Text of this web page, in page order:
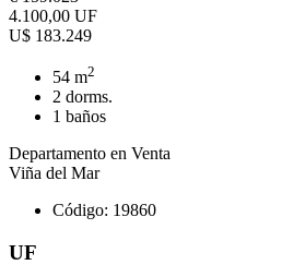
4.100,00 UF
U$ 183.249
54 m2
2 dorms.
1 baños
Departamento en Venta
Viña del Mar
Código: 19860
UF